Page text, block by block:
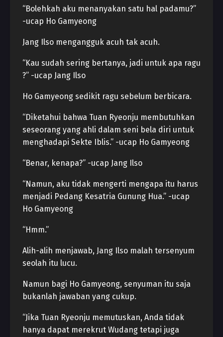
“Bolehkah aku menanyakan satu hal padamu?”
-ucap Ho Gamyeong
Jang Ilso mengangguk acuh tak acuh.
“Kau sudah sering bertanya, jadi untuk apa ragu
?” -ucap Jang Ilso
Ho Gamyeong sedikit ragu sebelum berbicara.
“Diketahui bahwa Tuan Ryeonju membutuhkan
seseorang yang ahli dalam seni bela diri untuk
menghadapi Sekte Iblis.” -ucap Ho Gamyeong
“Benar, kenapa?” -ucap Jang Ilso
“Namun, aku tidak mengerti mengapa itu harus
menjadi Pedang Kesatria Gunung Hua.” -ucap
Ho Gamyeong
“Hmm.”
Alih-alih menjawab, Jang Ilso malah tersenyum
seolah itu lucu.
Namun bagi Ho Gamyeong, senyuman itu saja
bukanlah jawaban yang cukup.
“Jika Tuan Ryeonju memutuskan, Anda tidak
hanya dapat merekrut Wudang tetapi juga